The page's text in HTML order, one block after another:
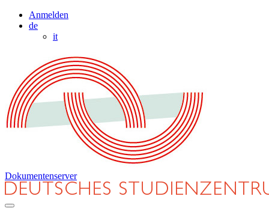
Anmelden
de
it
Dokumentenserver